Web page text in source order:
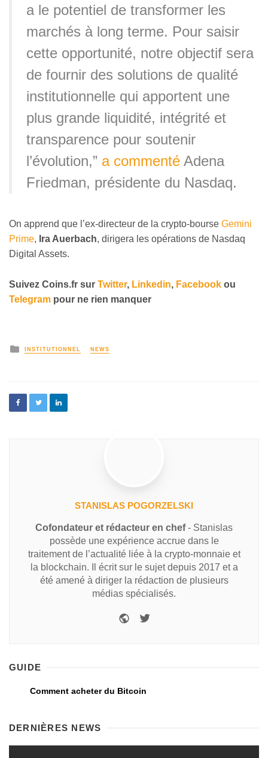
a le potentiel de transformer les
marchés à long terme. Pour saisir
cette opportunité, notre objectif sera
de fournir des solutions de qualité
institutionnelle qui apportent une
plus grande liquidité, intégrité et
transparence pour soutenir
l’évolution,” a commenté Adena
Friedman, présidente du Nasdaq.
On apprend que l’ex-directeur de la crypto-bourse Gemini
Prime, Ira Auerbach, dirigera les opérations de Nasdaq
Digital Assets.
Suivez Coins.fr sur Twitter, Linkedin, Facebook ou
Telegram pour ne rien manquer
INSTITUTIONNEL NEWS
STANISLAS POGORZELSKI
Cofondateur et rédacteur en chef- Stanislas
possède une expérience accrue dans le
traitement de l’actualité liée à la crypto-monnaie et
la blockchain. Il écrit sur le sujet depuis 2017 et a
été amené à diriger la rédaction de plusieurs
médias spécialisés.
GUIDE
Comment acheter du Bitcoin
DERNIÈRES NEWS